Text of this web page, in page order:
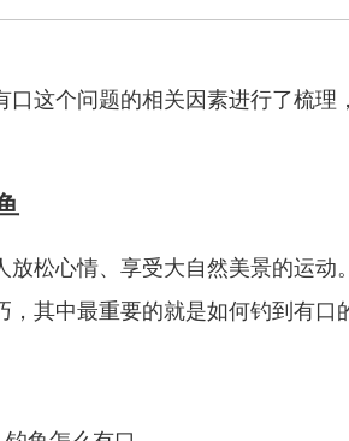
口这个问题的相关因素进行了梳理
放松心情、享受大自然美景的运动
，其中最重要的就是如何钓到有口